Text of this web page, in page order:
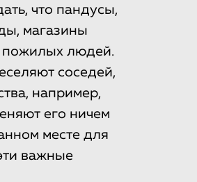
что пандусы,
магазины
пожилых людей.
соседей,
например,
его ничем
месте для
важные